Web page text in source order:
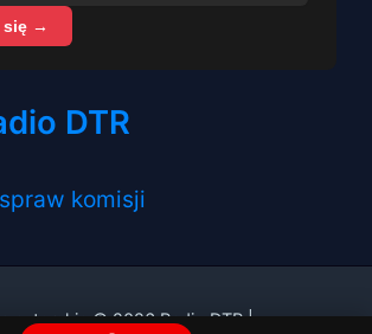
się →
DTR
komisji
autorskie © 2026 Radio DTR |